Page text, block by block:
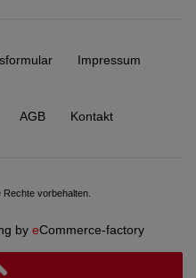
Impressum
AGB Kontakt
vorbehalten.
by eCommerce-factory